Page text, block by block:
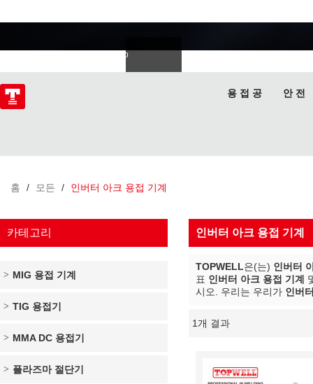
Italiano
용 접 공 안 전
홈 / 모든 / 인버터 아크 용접 기계
카테고리
MIG 용접 기계
TIG 용접기
MMA DC 용접기
플라즈마 절단기
인버터 아크 용접 기계
TOPWELL은(는) 인버터
표 인버터 아크 용접 기계
시오. 우리는 우리가 인버
1개 결과